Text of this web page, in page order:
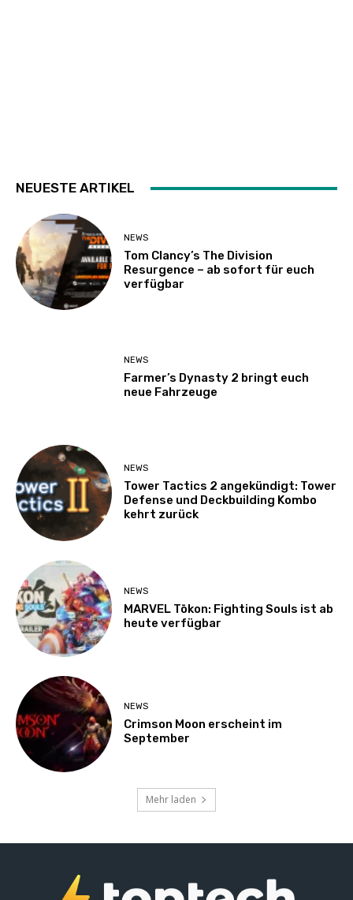
NEUESTE ARTIKEL
NEWS
Tom Clancy’s The Division
Resurgence – ab sofort für euch
verfügbar
NEWS
Farmer’s Dynasty 2 bringt euch
neue Fahrzeuge
NEWS
Tower Tactics 2 angekündigt: Tower
Defense und Deckbuilding Kombo
kehrt zurück
NEWS
MARVEL Tōkon: Fighting Souls ist ab
heute verfügbar
NEWS
Crimson Moon erscheint im
September
Mehr laden